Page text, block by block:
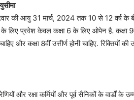
की आयु 31 मार्च, 2024 तक 10 से 12 वर्ष के
लिए प्रवेश केवल कक्षा 6 के लिए ओपेन है. कक्षा
और कक्षा 8वीं उत्तीर्ण होनी चाहिए.
और रक्षा कर्मियों और पूर्व सैनिकों के वार्डों